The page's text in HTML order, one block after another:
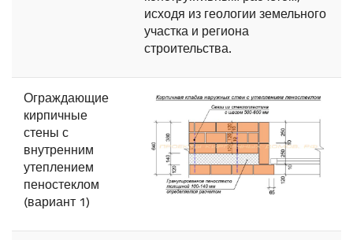
исходя из геологии земельного
участка и региона
строительства.
Ограждающие
кирпичные
стены с
внутренним
утеплением
пеностеклом
(вариант 1)